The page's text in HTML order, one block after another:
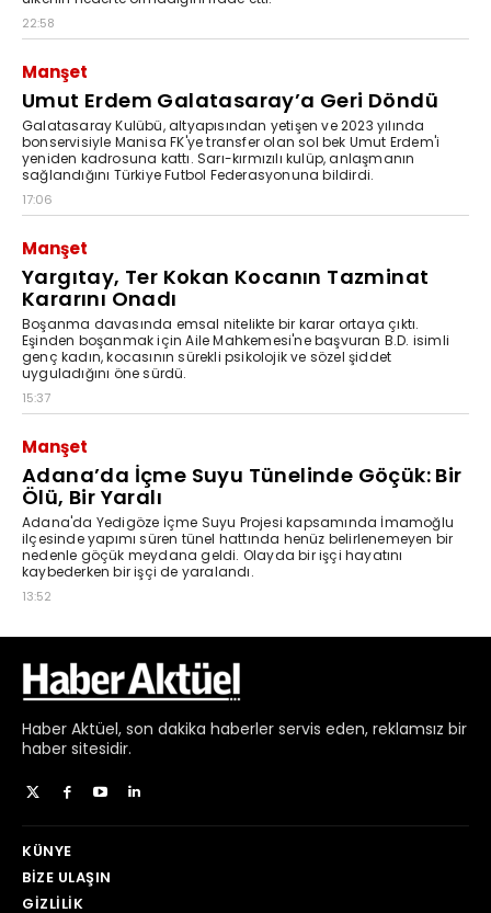
Haber Aktüel, son dakika haberler servis eden, reklamsız bir
haber sitesidir.
KÜNYE
BIZE ULAŞIN
GIZLILIK